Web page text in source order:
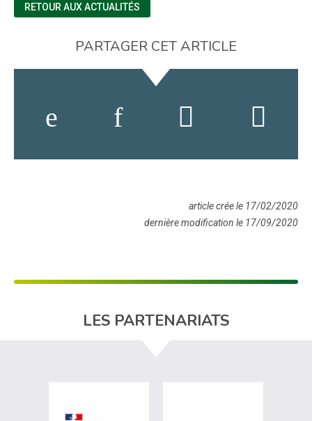
RETOUR AUX ACTUALITÉS
PARTAGER CET ARTICLE
article crée le 17/02/2020
dernière modification le 17/09/2020
LES PARTENARIATS